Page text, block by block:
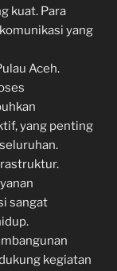
kuat. Para
yang
Aceh.
yang penting
sangat
kegiatan